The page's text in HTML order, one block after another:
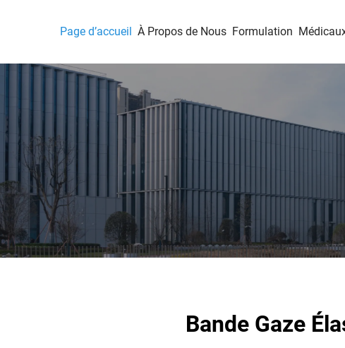
Page d’accueil À Propos de Nous Formulation
Bande Gaze